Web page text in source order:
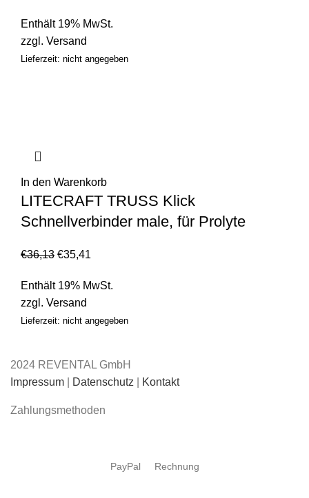
Enthält 19% MwSt.
zzgl. Versand
Lieferzeit: nicht angegeben
In den Warenkorb
LITECRAFT TRUSS Klick
Schnellverbinder male, für Prolyte
€36,13 €35,41
Enthält 19% MwSt.
zzgl. Versand
Lieferzeit: nicht angegeben
2024 REVENTAL GmbH
Impressum
Datenschutz Kontakt
Zahlungsmethoden
PayPal Rechnung